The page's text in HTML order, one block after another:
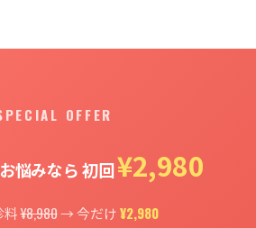
OFFER
悩みなら 初回¥2,980
料¥8,980→ 今だけ¥2,980